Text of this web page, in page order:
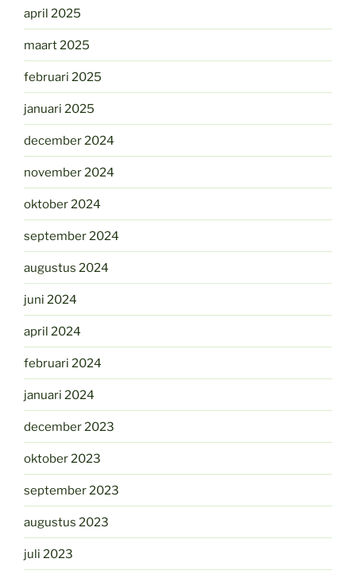
april 2025
maart 2025
februari 2025
januari 2025
december 2024
november 2024
oktober 2024
september 2024
augustus 2024
juni 2024
april 2024
februari 2024
januari 2024
december 2023
oktober 2023
september 2023
augustus 2023
juli 2023